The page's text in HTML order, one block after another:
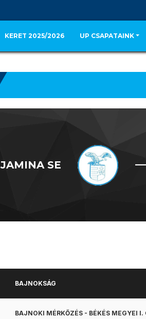
KERET 2025/2026 UP CSAPATAINK
JAMINA SE
BAJNOKSÁG
BAJNOKI MÉRKŐZÉS - BÉKÉS MEGYEI